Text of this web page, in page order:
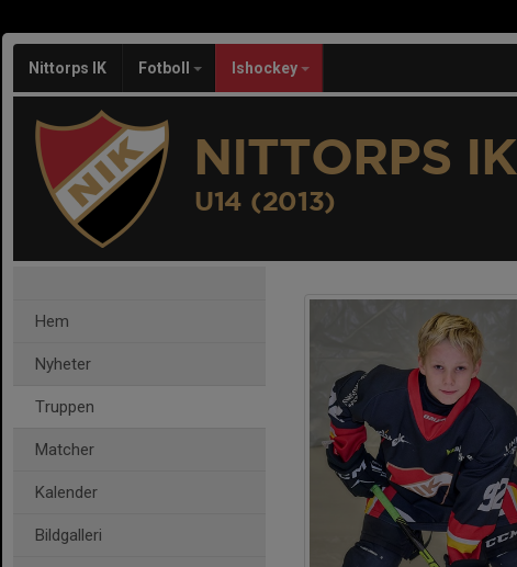
Nittorps IK Fotboll Ishockey
NITTORPS IK
U14 (2013)
Hem
Nyheter
Truppen
Matcher
Kalender
Bildgalleri